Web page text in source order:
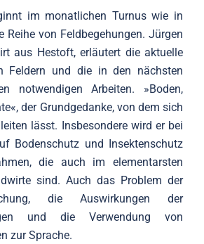
im monatlichen Turnus wie in
Reihe von Feldbegehungen. Jürgen
aus Hestoft, erläutert die aktuelle
Feldern und die in den nächsten
notwendigen Arbeiten. »Boden,
der Grundgedanke, von dem sich
lässt. Insbesondere wird er bei
Bodenschutz und Insektenschutz
die auch im elementarsten
sind. Auch das Problem der
die Auswirkungen der
und die Verwendung von
zur Sprache.